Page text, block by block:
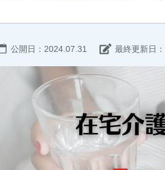
公開日：2024.07.31 最終更新日